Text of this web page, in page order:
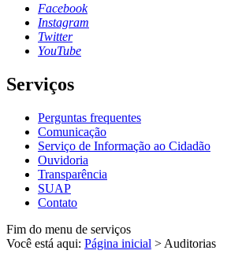
Facebook
Instagram
Twitter
YouTube
Serviços
Perguntas frequentes
Comunicação
Serviço de Informação ao Cidadão
Ouvidoria
Transparência
SUAP
Contato
Fim do menu de serviços
Você está aqui: Página inicial > Auditorias